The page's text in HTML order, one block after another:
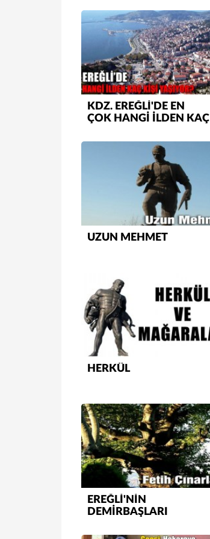
KDZ. EREĞLİ'DE EN
ÇOK HANGİ İLDEN KAÇ
UZUN MEHMET
HERKÜL
EREĞLİ'NİN
DEMİRBAŞLARI